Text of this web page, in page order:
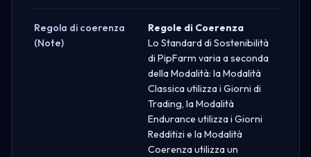
Regola di coerenza
(Note)
Regole di Coerenza
Lo Standard di Sostenibilità
di PipFarm varia a seconda
della Modalità: la Modalità
Classica utilizza i Giorni di
Trading, la Modalità
Endurance utilizza i Giorni
Redditizi e la Modalità
Coerenza utilizza un